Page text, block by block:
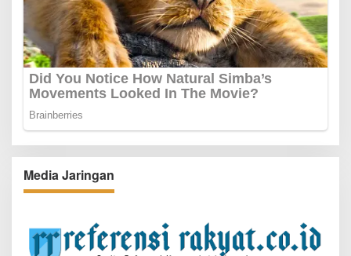
Media Jaringan